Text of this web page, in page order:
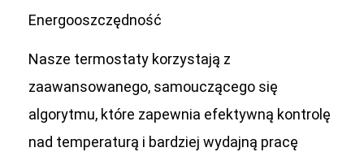
Energooszczędność
Nasze termostaty korzystają z
zaawansowanego, samouczącego się
algorytmu, które zapewnia efektywną kontrolę
nad temperaturą i bardziej wydajną pracę